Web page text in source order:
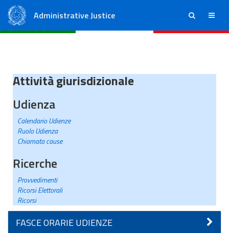
Administrative Justice ricerca menu
Attività giurisdizionale
Udienza
Calendario Udienze
Ruolo Udienza
Chiamata cause
Ricerche
Provvedimenti
Ricorsi Elettorali
Ricorsi
FASCE ORARIE UDIENZE